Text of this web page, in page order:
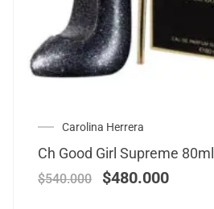
Carolina Herrera
Ch Good Girl Supreme 80ml
$540.000 $480.000